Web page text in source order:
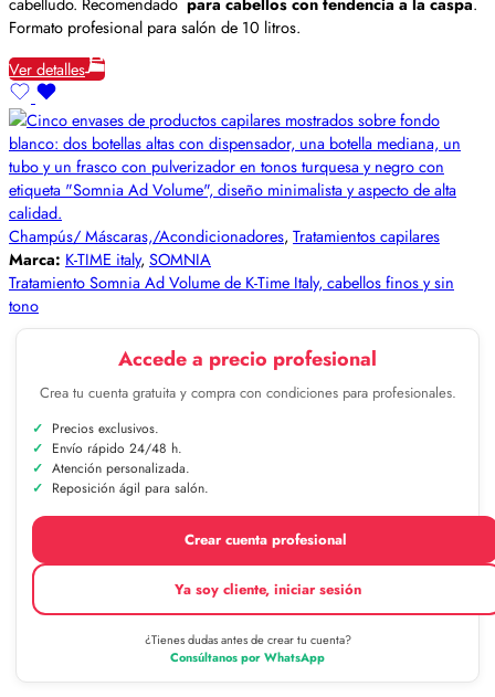
Formato profesional para salón de 10 litros.
Ver detalles
Champús/ Máscaras,/Acondicionadores, Tratamientos capilares
Marca: K-TIME italy, SOMNIA
Tratamiento Somnia Ad Volume de K-Time Italy, cabellos finos y sin
tono
Accede a precio profesional
Crea tu cuenta gratuita y compra con condiciones para profesionales.
Precios exclusivos.
Envío rápido 24/48 h.
Atención personalizada.
Reposición ágil para salón.
Crear cuenta profesional
Ya soy cliente, iniciar sesión
¿Tienes dudas antes de crear tu cuenta?
Consúltanos por WhatsApp